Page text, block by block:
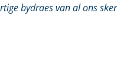
bydraes van al ons